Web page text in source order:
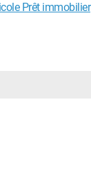
Prêt immobilier